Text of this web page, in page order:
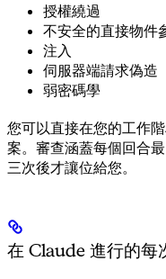
授權繞過
不安全的直接物件
注入
伺服器端請求偽造
弱密碼學
您可以直接在您的工作
案。審查涵蓋每個回合
三次後才讓位給您。
在 Claude 進行的每